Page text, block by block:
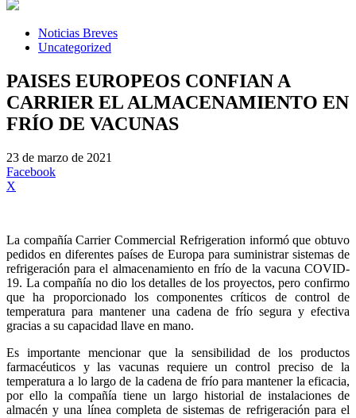
Noticias Breves
Uncategorized
PAISES EUROPEOS CONFIAN A
CARRIER EL ALMACENAMIENTO EN
FRÍO DE VACUNAS
23 de marzo de 2021
Facebook
X
La compañía Carrier Commercial Refrigeration informó que obtuvo
pedidos en diferentes países de Europa para suministrar sistemas de
refrigeración para el almacenamiento en frío de la vacuna COVID-
19. La compañía no dio los detalles de los proyectos, pero confirmo
que ha proporcionado los componentes críticos de control de
temperatura para mantener una cadena de frío segura y efectiva
gracias a su capacidad llave en mano.
Es importante mencionar que la sensibilidad de los productos
farmacéuticos y las vacunas requiere un control preciso de la
temperatura a lo largo de la cadena de frío para mantener la eficacia,
por ello la compañía tiene un largo historial de instalaciones de
almacén y una línea completa de sistemas de refrigeración para el